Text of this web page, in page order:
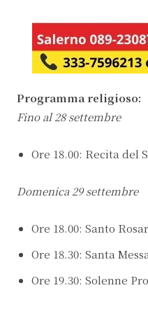
Programma religioso:
Fino al 28 settembre
Ore 18.00: Recita del
Domenica 29 settembre
Ore 18.00: Santo
Ore 18.30: Santa
Ore 19.30: Solenne